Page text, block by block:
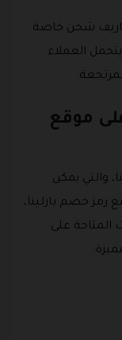
شحن خاصة
العملاء
موقع
والتي يمكن
رمز خصم بارلينا،
المتاحة على